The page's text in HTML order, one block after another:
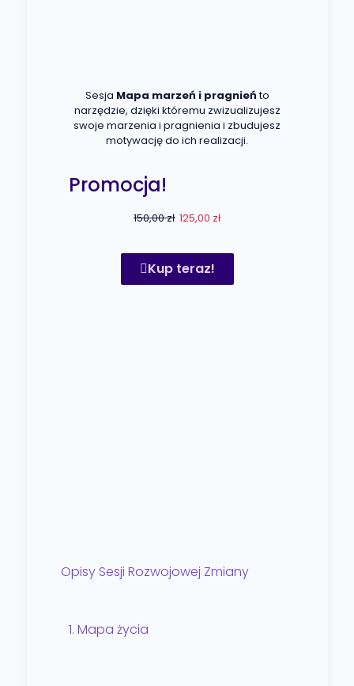
Sesja Mapa marzeń i pragnieńto
narzędzie, dzięki któremu zwizualizujesz
swoje marzenia i pragnienia i zbudujesz
motywację do ich realizacji.
Promocja!
150,00 zł 125,00 zł
Kup teraz!
Opisy Sesji Rozwojowej Zmiany
1. Mapa życia